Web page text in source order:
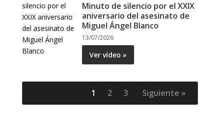
Minuto de silencio por el XXIX
aniversario del asesinato de
Miguel Ángel Blanco
13/07/2026
Ver vídeo »
1 2 3 Siguiente »